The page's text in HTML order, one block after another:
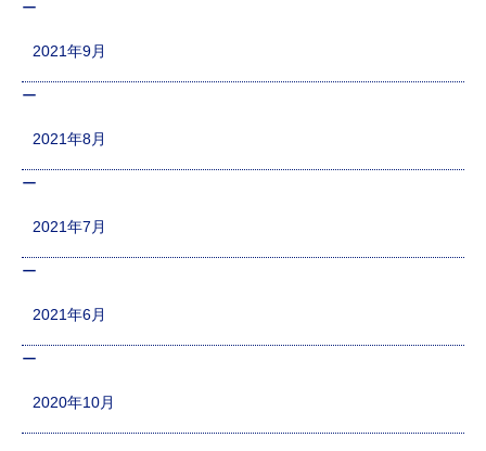
2021年9月
2021年8月
2021年7月
2021年6月
2020年10月